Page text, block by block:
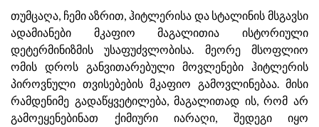
თუმცაღა, ჩემი აზრით, ჰიტლერისა და სტალინის მსგავსი
ადამიანები მკაფიო მაგალითია ისტორიული
დეტერმინიზმის უსაფუძვლობისა. მეორე მსოფლიო
ომის დროს განვითარებული მოვლენები ჰიტლერის
პიროვნული თვისებების მკაფიო გამოვლინებაა. მისი
რამდენიმე გადაწყვეტილება, მაგალითად ის, რომ არ
გამოეყენებინათ ქიმიური იარაღი, შედეგი იყო